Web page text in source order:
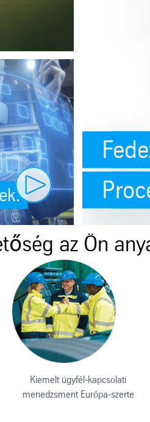
angular.dev/best-practices/
az Ön
Kiemelt ügyfél-kapcsolati
menedzsment Európa-szerte